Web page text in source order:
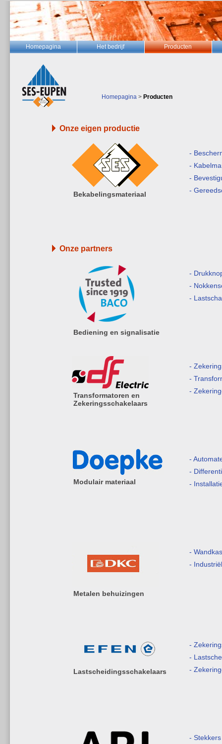
Homepagina Het bedrijf Producten
Homepagina > Producten
Onze eigen productie
Bekabelingsmateriaal
-
-
-
-
Onze partners
Bediening en signalisatie
-
-
-
Transformatoren en
Zekeringsschakelaars
-
-
-
Modulair materiaal
-
-
-
Metalen behuizingen
-
-
Lastscheidingsschakelaars
-
-
-
-